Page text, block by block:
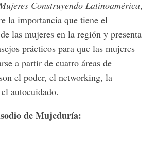
Construyendo Latinoamérica,
la importancia que tiene el
las mujeres en la región y presenta
prácticos para que las mujeres
a partir de cuatro áreas de
el poder, el networking, la
autocuidado.
de Mujeduría: